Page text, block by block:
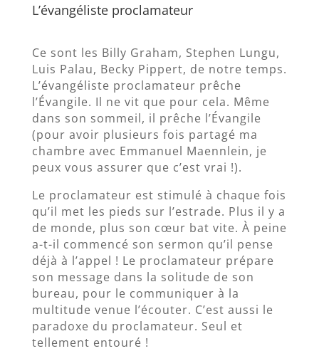
L’évangéliste proclamateur
Ce sont les Billy Graham, Stephen Lungu,
Luis Palau, Becky Pippert, de notre temps.
L’évangéliste proclamateur prêche
l’Évangile. Il ne vit que pour cela. Même
dans son sommeil, il prêche l’Évangile
(pour avoir plusieurs fois partagé ma
chambre avec Emmanuel Maennlein, je
peux vous assurer que c’est vrai !).
Le proclamateur est stimulé à chaque fois
qu’il met les pieds sur l’estrade. Plus il y a
de monde, plus son cœur bat vite. À peine
a-t-il commencé son sermon qu’il pense
déjà à l’appel ! Le proclamateur prépare
son message dans la solitude de son
bureau, pour le communiquer à la
multitude venue l’écouter. C’est aussi le
paradoxe du proclamateur. Seul et
tellement entouré !